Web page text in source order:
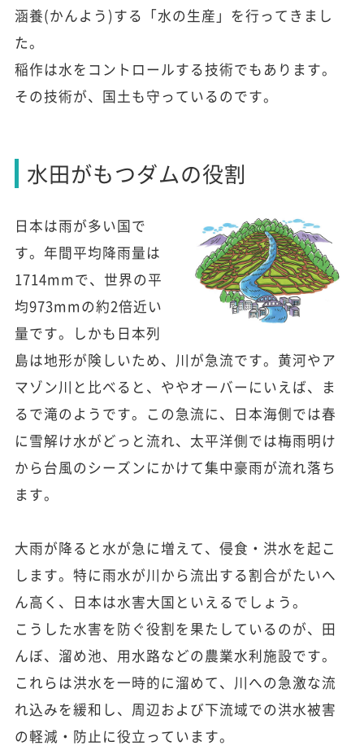
涵養(かんよう)する「水の生産」を行ってきまし
た。
稲作は水をコントロールする技術でもあります。
その技術が、国土も守っているのです。
水田がもつダムの役割
日本は雨が多い国で
す。年間平均降雨量は
1714mmで、世界の平
均973mmの約2倍近い
量です。しかも日本列
島は地形が険しいため、川が急流です。黄河やア
マゾン川と比べると、ややオーバーにいえば、ま
るで滝のようです。この急流に、日本海側では春
に雪解け水がどっと流れ、太平洋側では梅雨明け
から台風のシーズンにかけて集中豪雨が流れ落ち
ます。
大雨が降ると水が急に増えて、侵食・洪水を起こ
します。特に雨水が川から流出する割合がたいへ
ん高く、日本は水害大国といえるでしょう。
こうした水害を防ぐ役割を果たしているのが、田
んぼ、溜め池、用水路などの農業水利施設です。
これらは洪水を一時的に溜めて、川への急激な流
れ込みを緩和し、周辺および下流域での洪水被害
の軽減・防止に役立っています。